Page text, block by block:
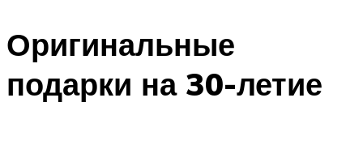
Оригинальные
подарки на 30-летие